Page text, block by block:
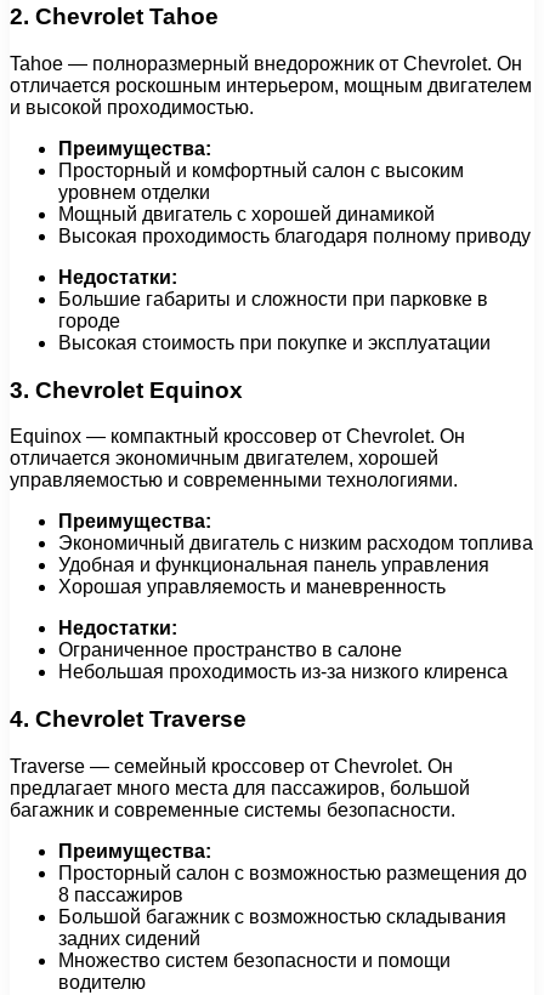
2. Chevrolet Tahoe
Tahoe — полноразмерный внедорожник от Chevrolet. Он
отличается роскошным интерьером, мощным двигателем
и высокой проходимостью.
Преимущества:
Просторный и комфортный салон с высоким
уровнем отделки
Мощный двигатель с хорошей динамикой
Высокая проходимость благодаря полному приводу
Недостатки:
Большие габариты и сложности при парковке в
городе
Высокая стоимость при покупке и эксплуатации
3. Chevrolet Equinox
Equinox — компактный кроссовер от Chevrolet. Он
отличается экономичным двигателем, хорошей
управляемостью и современными технологиями.
Преимущества:
Экономичный двигатель с низким расходом топлива
Удобная и функциональная панель управления
Хорошая управляемость и маневренность
Недостатки:
Ограниченное пространство в салоне
Небольшая проходимость из-за низкого клиренса
4. Chevrolet Traverse
Traverse — семейный кроссовер от Chevrolet. Он
предлагает много места для пассажиров, большой
багажник и современные системы безопасности.
Преимущества:
Просторный салон с возможностью размещения до
8 пассажиров
Большой багажник с возможностью складывания
задних сидений
Множество систем безопасности и помощи
водителю